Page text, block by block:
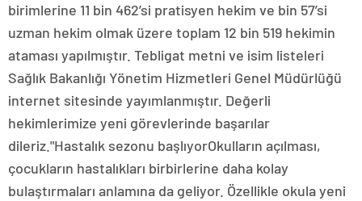
birimlerine 11 bin 462’si pratisyen hekim ve bin 57’si
uzman hekim olmak üzere toplam 12 bin 519 hekimin
ataması yapılmıştır. Tebligat metni ve isim listeleri
Sağlık Bakanlığı Yönetim Hizmetleri Genel Müdürlüğü
internet sitesinde yayımlanmıştır. Değerli
hekimlerimize yeni görevlerinde başarılar
dileriz."Hastalık sezonu başlıyorOkulların açılması,
çocukların hastalıkları birbirlerine daha kolay
bulaştırmaları anlamına da geliyor. Özellikle okula yeni